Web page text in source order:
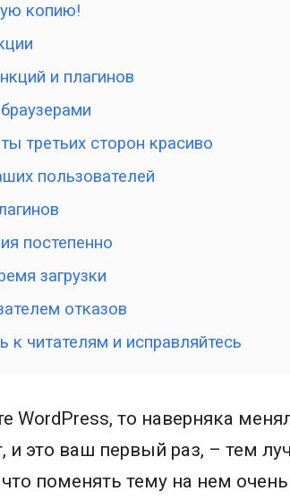
копию!
и плагинов
третьих сторон красиво
пользователей
постепенно
загрузки
отказов
к читателям и исправляйтесь
WordPress, то наверняка
и это ваш первый раз, – тем
поменять тему на нем